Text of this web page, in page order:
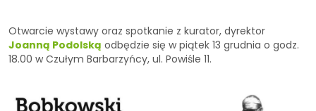
Otwarcie wystawy oraz spotkanie z kurator, dyrektor
Joanną Podolską odbędzie się w piątek 13 grudnia o godz.
18.00 w Czułym Barbarzyńcy, ul. Powiśle 11.